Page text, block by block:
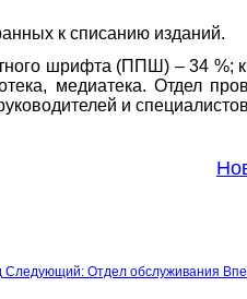
к списанию изданий.
шрифта (ППШ) – 34 %;
медиатека. Отдел
и
Следующий: Отдел обслуживания